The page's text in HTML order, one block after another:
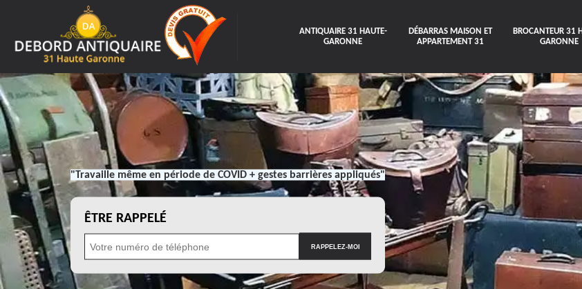
ANTIQUAIRE 31 HAUTE-
GARONNE
DÉBARRAS MAISON ET
APPARTEMENT 31
BROCANTEUR 31
GARONNE
"Travaille même en période de COVID + gestes barrières appliqués"
ÊTRE RAPPELÉ